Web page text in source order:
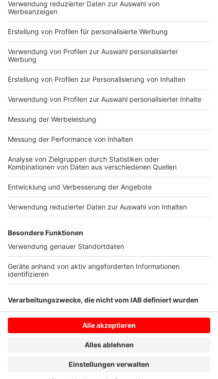
Anwohner aus Hemden, der Moddenborgstraße und
der Waldsiedlung am Bahia
Umleitung über dieDinxperloer Straßeund die
Morshüttenstegge
Anwohner zwischen Hemdener Weg/ Ecke Alfred-
Mozer-Straße und der Adenauerallee und „Up de
Welle“
Durchfahrtsscheineum die Sperrung
Weg/ Ecke Willingsweide (Hotel Schwung)
Sperrung abKreisverkehr Winterswijker Straße/
Ecke „Up de Welle“zu durchfahren.
Anzeige